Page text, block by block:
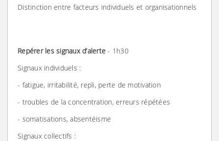
Distinction entre facteurs individuels et organisationnels
Repérer les signaux d’alerte - 1h30
Signaux individuels :
- fatigue, irritabilité, repli, perte de motivation
- troubles de la concentration, erreurs répétées
- somatisations, absentéisme
Signaux collectifs :